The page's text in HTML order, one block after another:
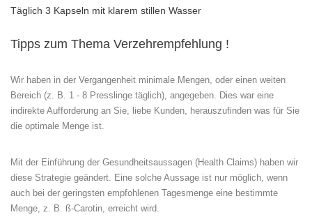
Täglich 3 Kapseln mit klarem stillen Wasser
Tipps zum Thema Verzehrempfehlung !
Wir haben in der Vergangenheit minimale Mengen, oder einen weiten
Bereich (z. B. 1 - 8 Presslinge täglich), angegeben. Dies war eine
indirekte Aufforderung an Sie, liebe Kunden, herauszufinden was für Sie
die optimale Menge ist.
Mit der Einführung der Gesundheitsaussagen (Health Claims) haben wir
diese Strategie geändert. Eine solche Aussage ist nur möglich, wenn
auch bei der geringsten empfohlenen Tagesmenge eine bestimmte
Menge, z. B. ß-Carotin, erreicht wird.